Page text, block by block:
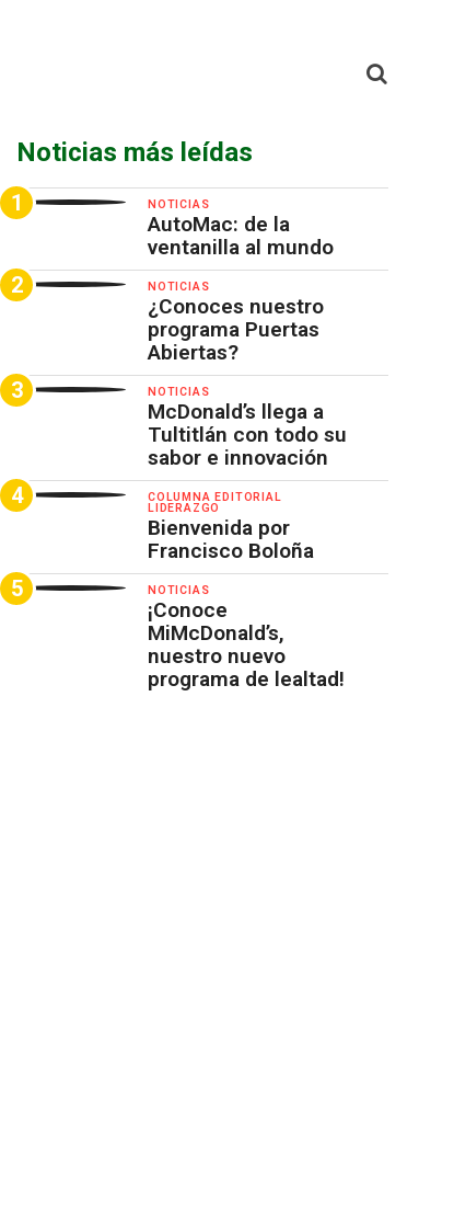
Noticias más leídas
NOTICIAS
AutoMac: de la
ventanilla al mundo
NOTICIAS
¿Conoces nuestro
programa Puertas
Abiertas?
NOTICIAS
McDonald’s llega a
Tultitlán con todo su
sabor e innovación
COLUMNA EDITORIAL
LIDERAZGO
Bienvenida por
Francisco Boloña
NOTICIAS
¡Conoce
MiMcDonald’s,
nuestro nuevo
programa de lealtad!